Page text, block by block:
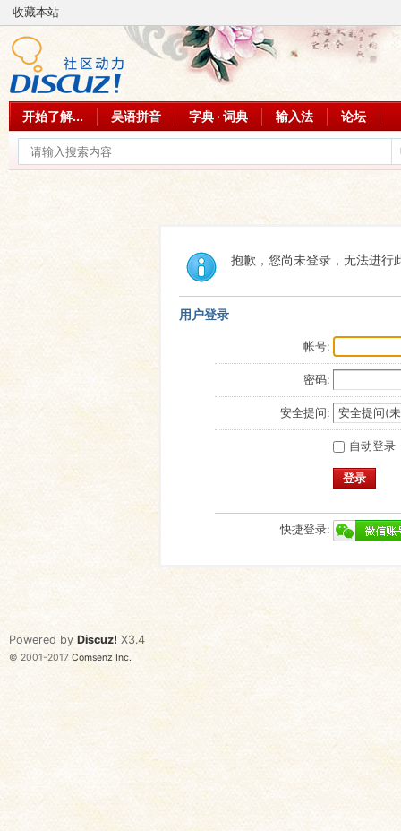
收藏本站
开始了解... 吴语拼音 字典 · 词典 输入法 论坛
抱歉，您尚未登录，无法进行
用户登录
帐号:
密码:
安全提问:
自动登录
登录
快捷登录:
Powered by Discuz! X3.4
© 2001-2017 Comsenz Inc.